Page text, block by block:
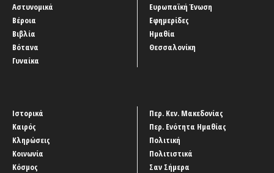
Αστυνομικά
Βέροια
Βιβλία
Βότανα
Γυναίκα
Ευρωπαϊκή Ένωση
Εφημερίδες
Ημαθία
Θεσσαλονίκη
Ιστορικά
Καιρός
Κληρώσεις
Κοινωνία
Κόσμος
Περ. Κεν. Μακεδονίας
Περ. Ενότητα Ημαθίας
Πολιτική
Πολιτιστικά
Σαν Σήμερα